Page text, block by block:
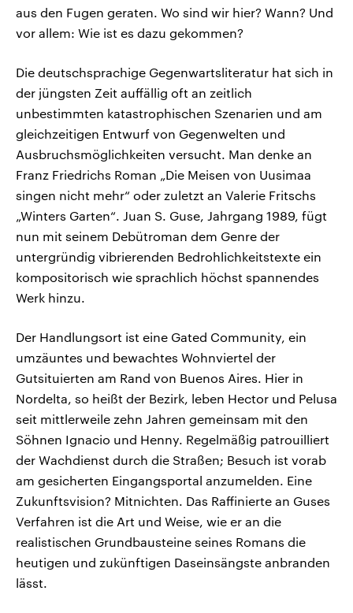
aus den Fugen geraten. Wo sind wir hier? Wann? Und
vor allem: Wie ist es dazu gekommen?
Die deutschsprachige Gegenwartsliteratur hat sich in
der jüngsten Zeit auffällig oft an zeitlich
unbestimmten katastrophischen Szenarien und am
gleichzeitigen Entwurf von Gegenwelten und
Ausbruchsmöglichkeiten versucht. Man denke an
Franz Friedrichs Roman „Die Meisen von Uusimaa
singen nicht mehr“ oder zuletzt an Valerie Fritschs
„Winters Garten“. Juan S. Guse, Jahrgang 1989, fügt
nun mit seinem Debütroman dem Genre der
untergründig vibrierenden Bedrohlichkeitstexte ein
kompositorisch wie sprachlich höchst spannendes
Werk hinzu.
Der Handlungsort ist eine Gated Community, ein
umzäuntes und bewachtes Wohnviertel der
Gutsituierten am Rand von Buenos Aires. Hier in
Nordelta, so heißt der Bezirk, leben Hector und Pelusa
seit mittlerweile zehn Jahren gemeinsam mit den
Söhnen Ignacio und Henny. Regelmäßig patrouilliert
der Wachdienst durch die Straßen; Besuch ist vorab
am gesicherten Eingangsportal anzumelden. Eine
Zukunftsvision? Mitnichten. Das Raffinierte an Guses
Verfahren ist die Art und Weise, wie er an die
realistischen Grundbausteine seines Romans die
heutigen und zukünftigen Daseinsängste anbranden
lässt.